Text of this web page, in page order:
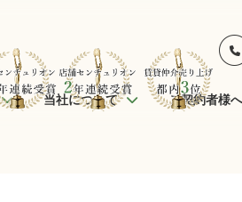
当社について ご契約者様へ